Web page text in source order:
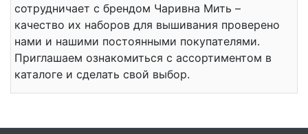
сотрудничает с брендом Чаривна Мить –
качество их наборов для вышивания проверено
нами и нашими постоянными покупателями.
Приглашаем ознакомиться с ассортиментом в
каталоге и сделать свой выбор.